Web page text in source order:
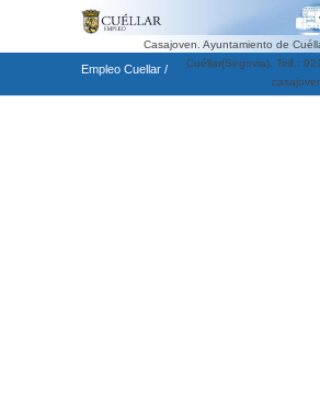
Casajoven. Ayuntamiento de
Cuéllar(Segovia). Telf.:
Empleo Cuellar /